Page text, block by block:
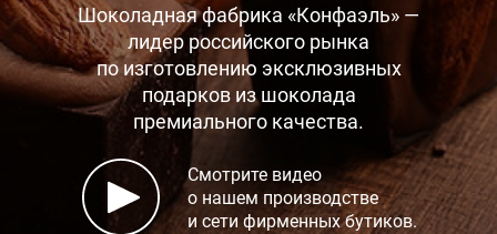
Шоколадная фабрика «Конфаэль» —
лидер российского рынка
по изготовлению эксклюзивных
подарков из шоколада
премиального качества.
Смотрите видео
о нашем производстве
и сети фирменных бутиков.